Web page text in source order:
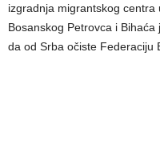
izgradnja migrantskog
Bosanskog Petrovca i
da od Srba očiste Federaciju